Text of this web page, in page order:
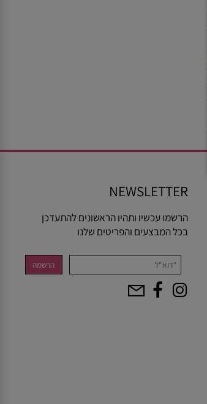
NEWSLETTER
בכל המבצעים והפריטים שלנו